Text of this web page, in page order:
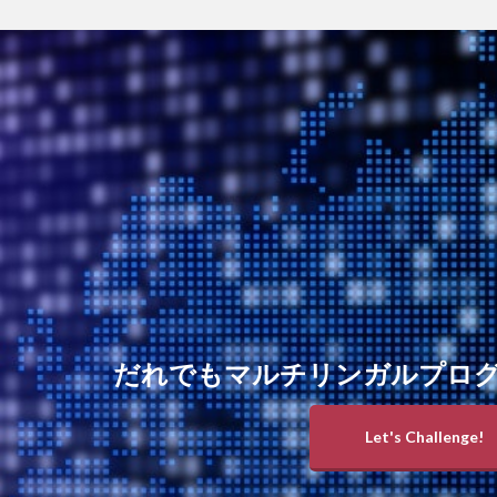
だれでもマルチリンガルプロ
Let's Challenge!